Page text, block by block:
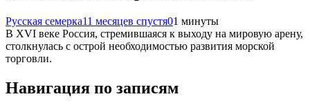
Русская семерка11 месяцев спустя01 минуты
В XVI веке Россия, стремившаяся к выходу на мировую арену,
столкнулась с острой необходимостью развития морской
торговли.
Навигация по записям